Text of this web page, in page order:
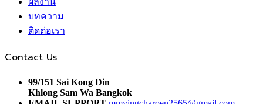
บทความ
ติดต่อเรา
Contact Us
99/151 Sai Kong Din
Khlong Sam Wa Bangkok